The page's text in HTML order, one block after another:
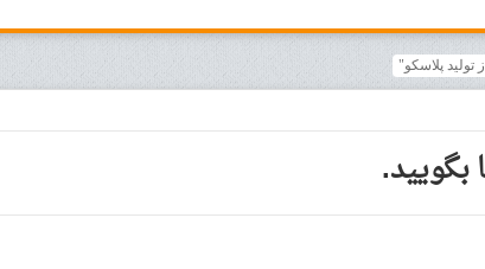
تولید پلاسکو"
بگویید.